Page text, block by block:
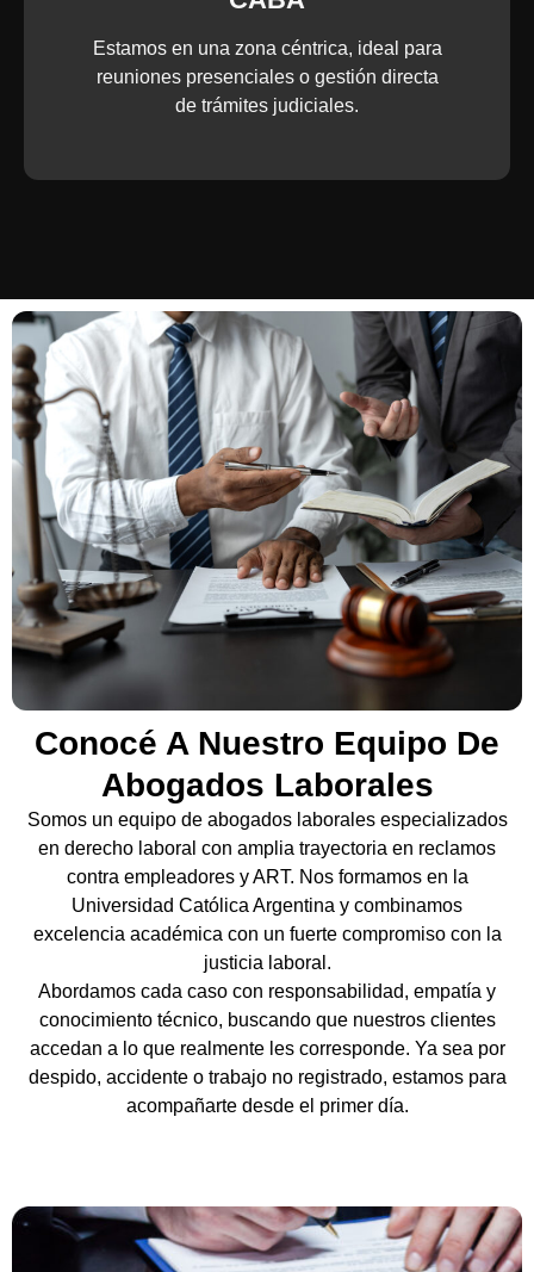
Estamos en una zona céntrica, ideal para
reuniones presenciales o gestión directa
de trámites judiciales.
Conocé A Nuestro Equipo De
Abogados Laborales
Somos un equipo de abogados laborales especializados
en derecho laboral con amplia trayectoria en reclamos
contra empleadores y ART. Nos formamos en la
Universidad Católica Argentina y combinamos
excelencia académica con un fuerte compromiso con la
justicia laboral.
Abordamos cada caso con responsabilidad, empatía y
conocimiento técnico, buscando que nuestros clientes
accedan a lo que realmente les corresponde. Ya sea por
despido, accidente o trabajo no registrado, estamos para
acompañarte desde el primer día.